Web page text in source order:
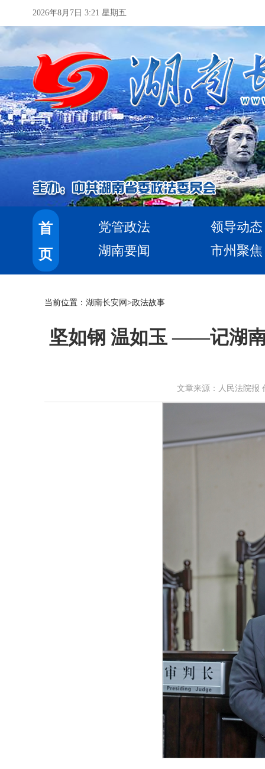
2026年8月7日 3:21 星期五
首
页
党管政法
领导动态
湖南要闻
市州聚焦
当前位置： 湖南长安网 >政法故事
坚如钢 温如玉 ——记湖
文章来源：人民法院报